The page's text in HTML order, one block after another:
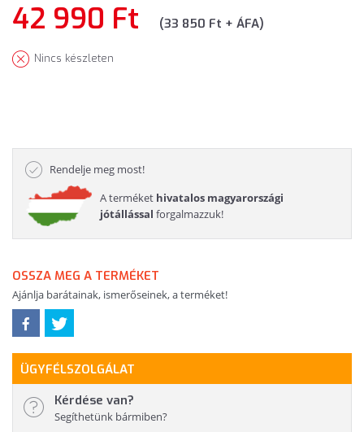
42 990 Ft (33 850 Ft + ÁFA)
Nincs készleten
Rendelje meg most!
A terméket hivatalos magyarországi
jótállással forgalmazzuk!
OSSZA MEG A TERMÉKET
Ajánlja barátainak, ismerőseinek, a terméket!
ÜGYFÉLSZOLGÁLAT
Kérdése van?
Segíthetünk bármiben?